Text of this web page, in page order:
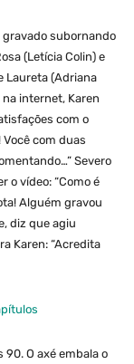
gravado subornando
(Letícia Colin) e
Laureta (Adriana
internet, Karen
com o
com duas
Severo
o vídeo: “Como é
Alguém gravou
diz que agiu
Karen: “Acredita
90. O axé embala o